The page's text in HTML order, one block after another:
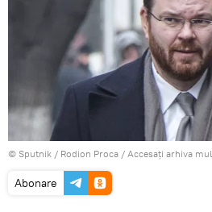
© Sputnik / Rodion Proca / Accesați arhiva
Abonare